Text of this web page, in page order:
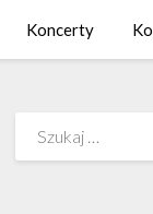
Koncerty